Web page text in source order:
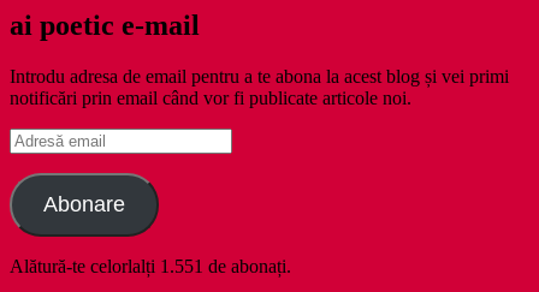
ai poetic e-mail
Introdu adresa de email pentru a te abona la acest blog și vei primi
notificări prin email când vor fi publicate articole noi.
Adresă
email
Abonare
Alătură-te celorlalți 1.551 de abonați.